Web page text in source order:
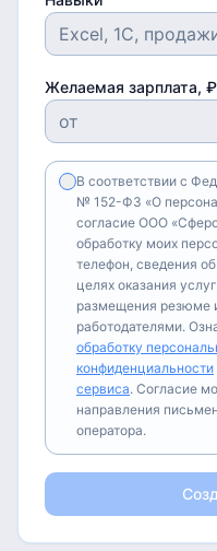
Желаемая зарплата, ₽
В соответствии с
№ 152-ФЗ «О
согласие ООО
обработку моих
телефон, сведения
целях оказания
размещения резюме
работодателями.
обработку
конфиденциальности
сервиса. Согласие
направления
оператора.